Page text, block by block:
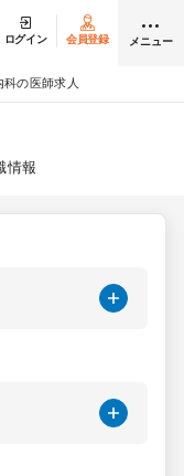
ログイン 会員登録 メニュー
の医師求人
情報